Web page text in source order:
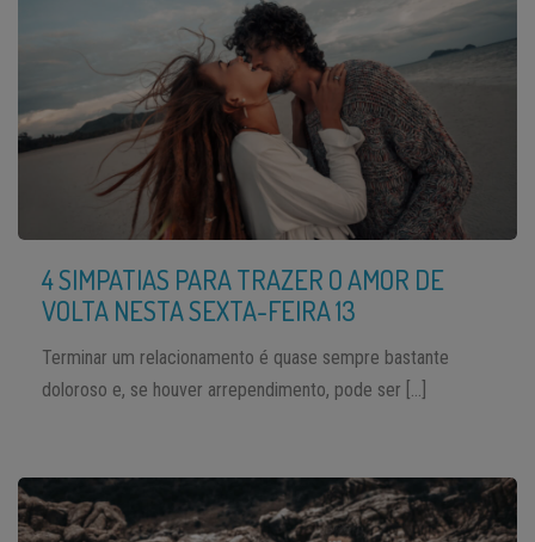
4 SIMPATIAS PARA TRAZER O AMOR DE
VOLTA NESTA SEXTA-FEIRA 13
Terminar um relacionamento é quase sempre bastante
doloroso e, se houver arrependimento, pode ser […]